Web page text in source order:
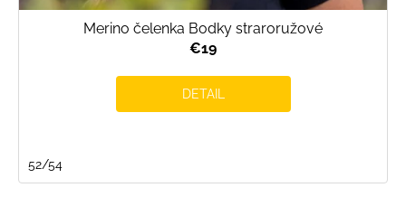
Merino čelenka Bodky straroružové
€19
DETAIL
52/54